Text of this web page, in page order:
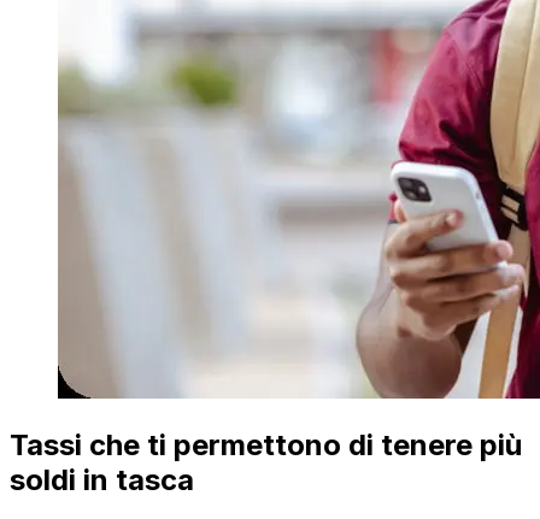
Tassi che ti permettono di tenere più
soldi in tasca